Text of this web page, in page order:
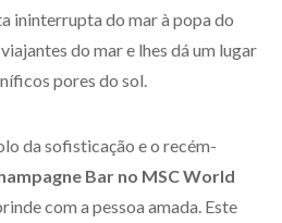
ininterrupta do mar à popa do
do mar e lhes dá um lugar
pores do sol.
da sofisticação e o recém-
Bar no MSC World
com a pessoa amada. Este